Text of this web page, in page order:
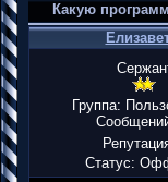
Какую
Группа:
Статус: